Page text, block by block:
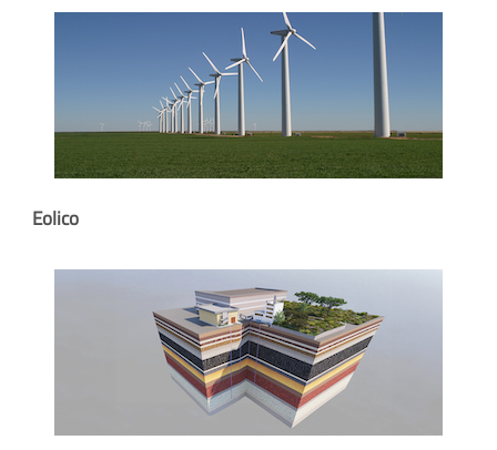
Eolico